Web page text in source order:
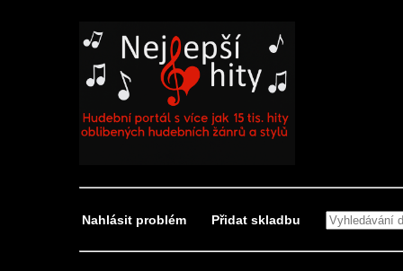
Nahlásit problém Přidat skladbu